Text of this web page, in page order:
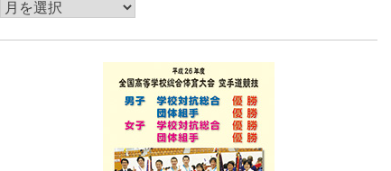
過